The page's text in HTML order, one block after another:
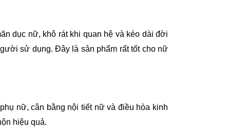
dục nữ, khô rát khi quan hệ và kéo dài đời
sử dụng. Đây là sản phẩm rất tốt cho nữ
nữ, cân bằng nội tiết nữ và điều hòa kinh
hiệu quả.